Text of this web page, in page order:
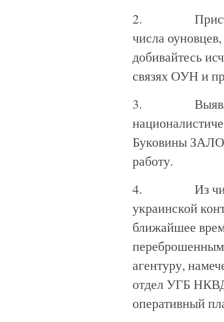
2.
числа
добивайтесь
связях ОУН и
3.
Буковины
работу.
4. Из числа
украинской
ближайшее
агентуру,
отдел УГБ
оперативный